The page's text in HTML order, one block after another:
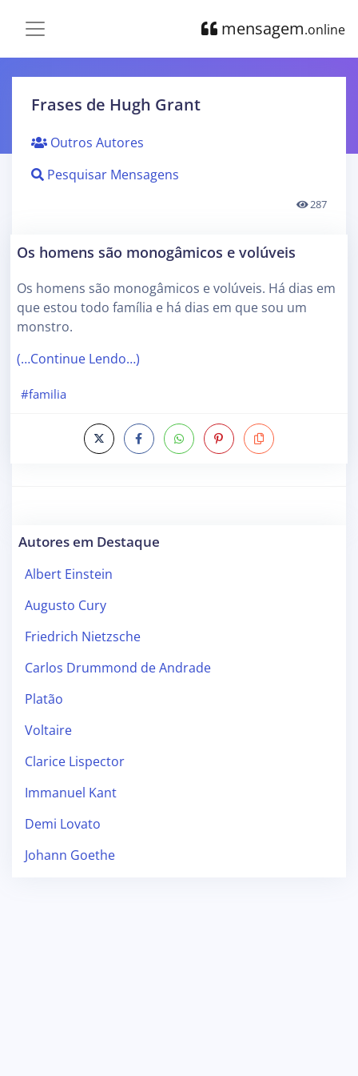
mensagem.online
Frases de Hugh Grant
Outros Autores
Pesquisar Mensagens
287
Os homens são monogâmicos e volúveis
Os homens são monogâmicos e volúveis. Há dias em
que estou todo família e há dias em que sou um
monstro.
(…Continue Lendo…)
#familia
Autores em Destaque
Albert Einstein
Augusto Cury
Friedrich Nietzsche
Carlos Drummond de Andrade
Platão
Voltaire
Clarice Lispector
Immanuel Kant
Demi Lovato
Johann Goethe